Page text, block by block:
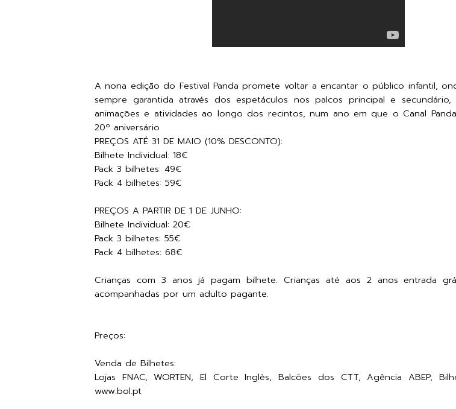
A nona edição do Festival Panda promete voltar a encantar o público infantil,
sempre garantida através dos espetáculos nos palcos principal e secundário,
animações e atividades ao longo dos recintos, num ano em que o Canal
20º aniversário
PREÇOS ATÉ 31 DE MAIO (10% DESCONTO):
Bilhete Individual: 18€
Pack 3 bilhetes: 49€
Pack 4 bilhetes: 59€
PREÇOS A PARTIR DE 1 DE JUNHO:
Bilhete Individual: 20€
Pack 3 bilhetes: 55€
Pack 4 bilhetes: 68€
Crianças com 3 anos já pagam bilhete. Crianças até aos 2 anos entrada
acompanhadas por um adulto pagante.
Preços:
Venda de Bilhetes:
Lojas FNAC, WORTEN, El Corte Inglès, Balcões dos CTT, Agência ABEP,
www.bol.pt